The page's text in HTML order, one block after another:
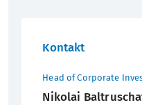
Kontakt
Head of Corporate
Nikolai